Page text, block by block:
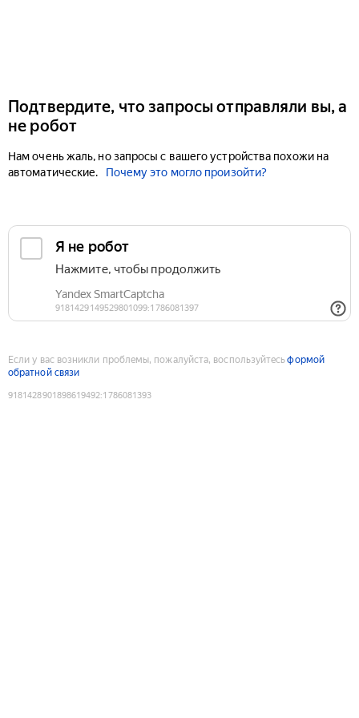
Подтвердите, что запросы отправляли вы, а
не робот
Нам очень жаль, но запросы с вашего устройства похожи на
автоматические.
Почему это могло произойти?
Если у вас возникли проблемы, пожалуйста, воспользуйтесьформой
обратной связи
9181428901898619492:1786081393